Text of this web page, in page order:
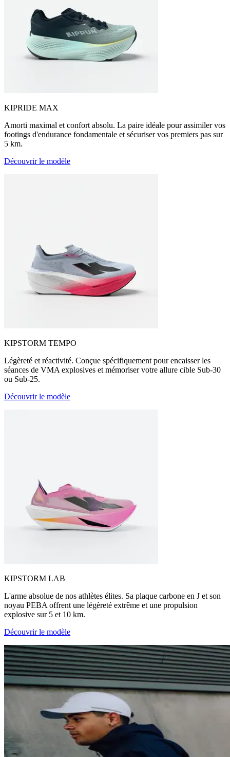
KIPRIDE MAX
Amorti maximal et confort absolu. La paire idéale pour assimiler vos
footings d'endurance fondamentale et sécuriser vos premiers pas sur
5 km.
Découvrir le modèle
KIPSTORM TEMPO
Légèreté et réactivité. Conçue spécifiquement pour encaisser les
séances de VMA explosives et mémoriser votre allure cible Sub-30
ou Sub-25.
Découvrir le modèle
KIPSTORM LAB
L'arme absolue de nos athlètes élites. Sa plaque carbone en J et son
noyau PEBA offrent une légèreté extrême et une propulsion
explosive sur 5 et 10 km.
Découvrir le modèle